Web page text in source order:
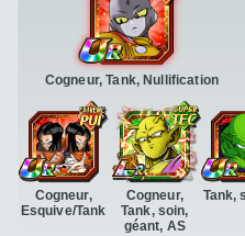
Cogneur, Tank, Nullification
Cogneur,
Esquive/Tank
Cogneur,
Tank, soin,
géant, AS
Tank,